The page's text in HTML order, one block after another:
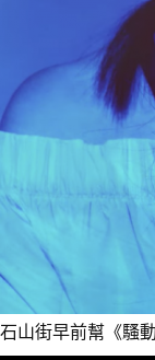
石山街早前幫《騷